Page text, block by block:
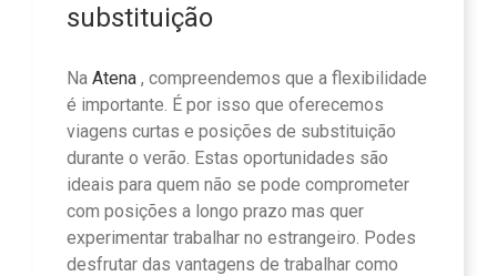
substituição
Na Atena , compreendemos que a flexibilidade
é importante. É por isso que oferecemos
viagens curtas e posições de substituição
durante o verão. Estas oportunidades são
ideais para quem não se pode comprometer
com posições a longo prazo mas quer
experimentar trabalhar no estrangeiro. Podes
desfrutar das vantagens de trabalhar como